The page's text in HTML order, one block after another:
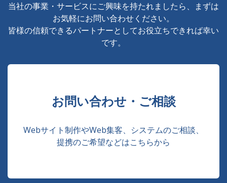
当社の事業・サービスにご興味を持たれましたら、まずは
お気軽にお問い合わせください。
皆様の信頼できるパートナーとしてお役立ちできれば幸い
です。
お問い合わせ・ご相談
Webサイト制作やWeb集客、システムのご相談、
提携のご希望などはこちらから